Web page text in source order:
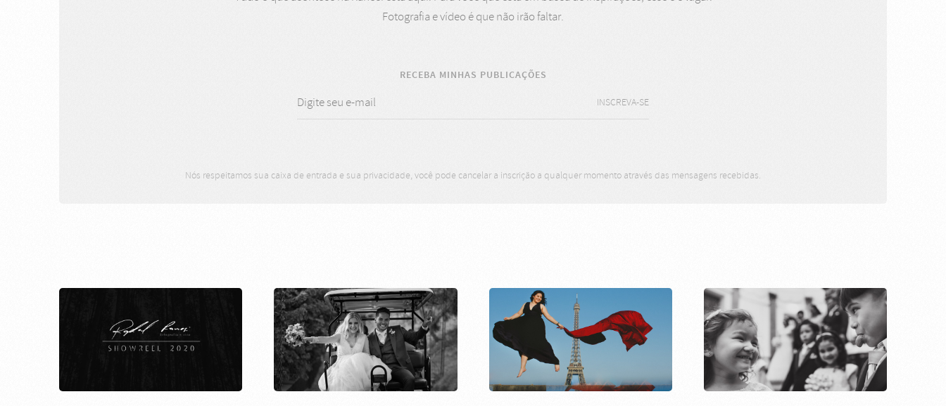
Fotografia e vídeo é que não irão faltar.
RECEBA MINHAS PUBLICAÇÕES
INSCREVA-SE
Nós respeitamos sua caixa de entrada e sua privacidade, você pode cancelar a inscrição a qualquer momento através das mensagens recebidas.